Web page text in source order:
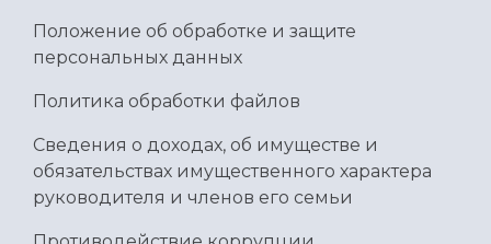
Положение об обработке и защите
персональных данных
Политика обработки файлов
Сведения о доходах, об имуществе и
обязательствах имущественного характера
руководителя и членов его семьи